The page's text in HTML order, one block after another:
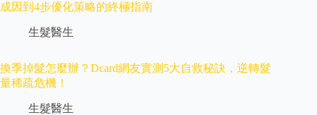
成因到4步優化策略的終極指南
生髮醫生
換季掉髮怎麼辦？Dcard網友實測5大自救秘訣，逆轉髮
量稀疏危機！
生髮醫生